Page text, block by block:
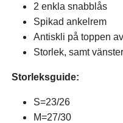
2 enkla snabblås
Spikad ankelrem
Antiskli på toppen
Storlek, samt
Storleksguide:
S=23/26
M=27/30